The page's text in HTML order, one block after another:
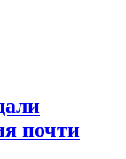
почти